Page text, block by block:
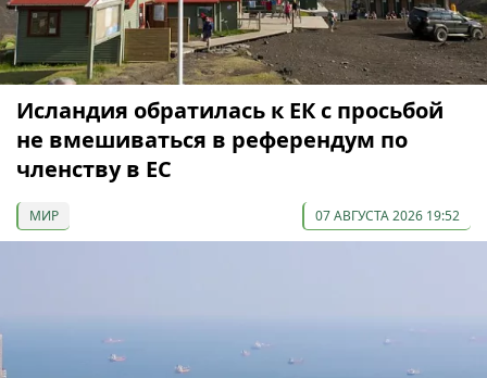
Исландия обратилась к ЕК с просьбой
не вмешиваться в референдум по
членству в ЕС
МИР 07 АВГУСТА 2026 19:52